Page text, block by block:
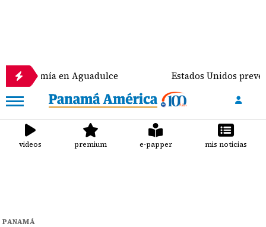
en Aguadulce Estados Unidos prevé
videos premium e-papper mis noticias
PANAMÁ